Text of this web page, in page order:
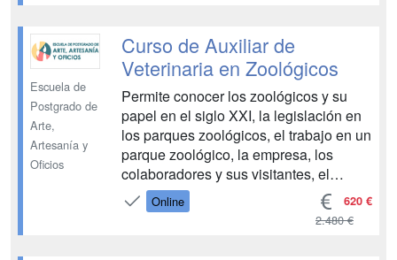
9. Uréter, vejiga y uretra 10. El aparat...
Escuela de
Postgrado de
Arte,
Artesanía y
Oficios
Curso de Auxiliar de
Veterinaria en Zoológicos
Permite conocer los zoológicos y su
papel en el siglo XXI, la legislación en
los parques zoológicos, el trabajo en un
parque zoológico, la empresa, los
colaboradores y sus visitantes, el
mantenimiento y alimentación de
animales, la asistencia al veterinario y
Online 620 €
2.480 €